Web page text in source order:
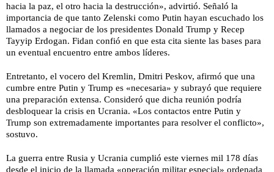
hacia la paz, el otro hacia la destrucción», advirtió. Señaló la
importancia de que tanto Zelenski como Putin hayan escuchado los
llamados a negociar de los presidentes Donald Trump y Recep
Tayyip Erdogan. Fidan confió en que esta cita siente las bases para
un eventual encuentro entre ambos líderes.
Entretanto, el vocero del Kremlin, Dmitri Peskov, afirmó que una
cumbre entre Putin y Trump es «necesaria» y subrayó que requiere
una preparación extensa. Consideró que dicha reunión podría
desbloquear la crisis en Ucrania. «Los contactos entre Putin y
Trump son extremadamente importantes para resolver el conflicto»,
sostuvo.
La guerra entre Rusia y Ucrania cumplió este viernes mil 178 días
desde el inicio de la llamada «operación militar especial» ordenada